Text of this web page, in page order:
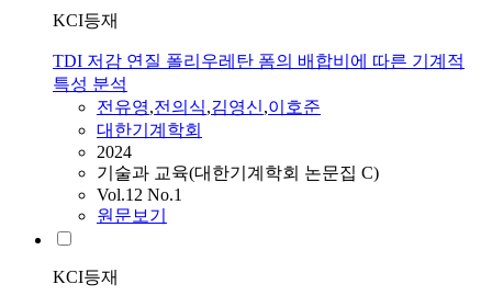
KCI등재
TDI 저감 연질 폴리우레탄 폼의 배합비에 따른 기계적
특성 분석
전유영,전의식,김영신,이호준
대한기계학회
2024
기술과 교육(대한기계학회 논문집 C)
Vol.12 No.1
원문보기
KCI등재